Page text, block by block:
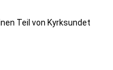
Teil von Kyrksundet